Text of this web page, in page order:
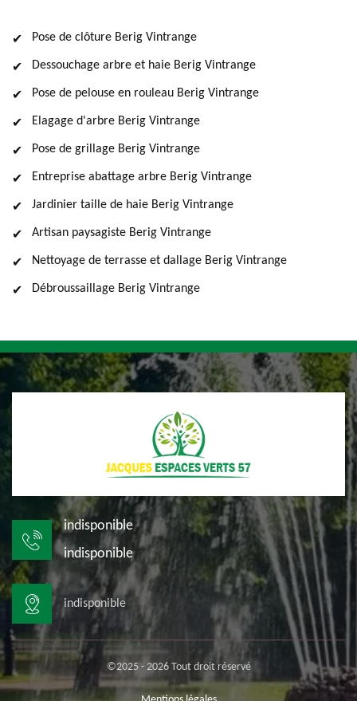
Pose de clôture Berig Vintrange
Dessouchage arbre et haie Berig Vintrange
Pose de pelouse en rouleau Berig Vintrange
Elagage d'arbre Berig Vintrange
Pose de grillage Berig Vintrange
Entreprise abattage arbre Berig Vintrange
Jardinier taille de haie Berig Vintrange
Artisan paysagiste Berig Vintrange
Nettoyage de terrasse et dallage Berig Vintrange
Débroussaillage Berig Vintrange
indisponible
indisponible
indisponible
©2025 - 2026 Tout droit réservé